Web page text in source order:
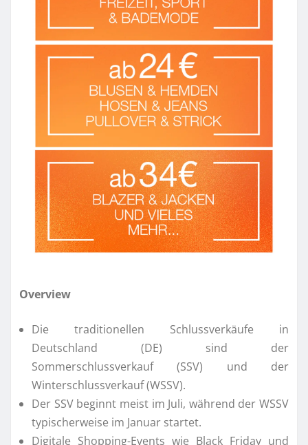
Overview
Die traditionellen Schlussverkäufe in
Deutschland (DE) sind der
Sommerschlussverkauf (SSV) und der
Winterschlussverkauf (WSSV).
Der SSV beginnt meist im Juli, während der WSSV
typischerweise im Januar startet.
Digitale Shopping-Events wie Black Friday und